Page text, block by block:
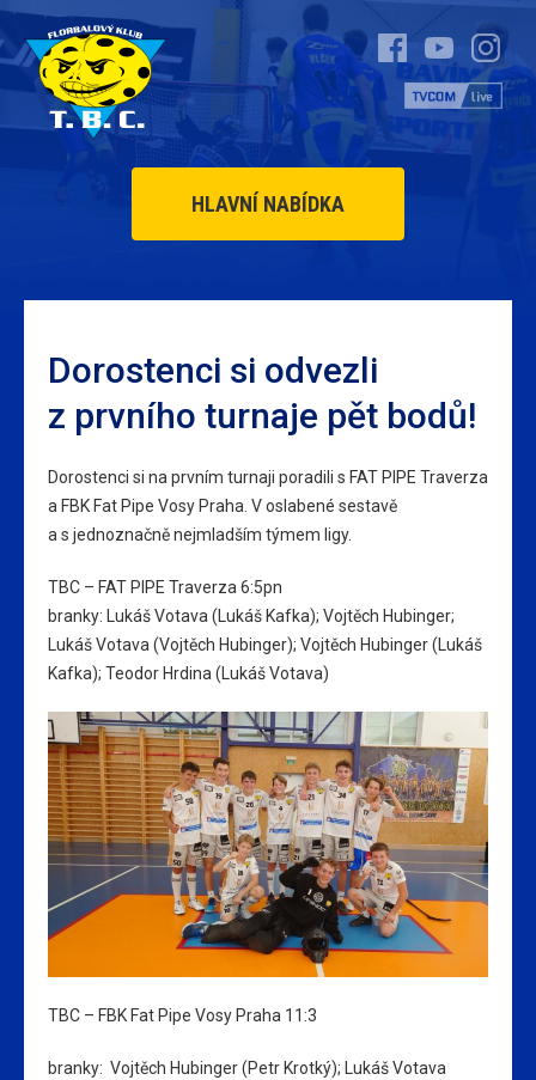
HLAVNÍ NABÍDKA
Dorostenci si odvezli
z prvního turnaje pět bodů!
Dorostenci si na prvním turnaji poradili s FAT PIPE Traverza
a FBK Fat Pipe Vosy Praha. V oslabené sestavě
a s jednoznačně nejmladším týmem ligy.
TBC – FAT PIPE Traverza 6:5pn
branky: Lukáš Votava (Lukáš Kafka); Vojtěch Hubinger;
Lukáš Votava (Vojtěch Hubinger); Vojtěch Hubinger (Lukáš
Kafka); Teodor Hrdina (Lukáš Votava)
TBC – FBK Fat Pipe Vosy Praha 11:3
branky: Vojtěch Hubinger (Petr Krotký); Lukáš Votava